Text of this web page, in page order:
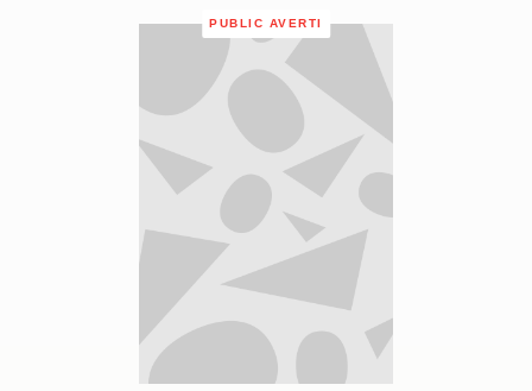
PUBLIC AVERTI